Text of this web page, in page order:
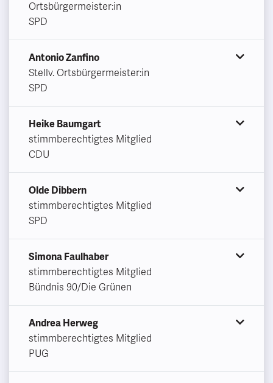
Ortsbürgermeister:in
SPD
Antonio Zanfino
Stellv. Ortsbürgermeister:in
SPD
Heike Baumgart
stimmberechtigtes Mitglied
CDU
Olde Dibbern
stimmberechtigtes Mitglied
SPD
Simona Faulhaber
stimmberechtigtes Mitglied
Bündnis 90/Die Grünen
Andrea Herweg
stimmberechtigtes Mitglied
PUG